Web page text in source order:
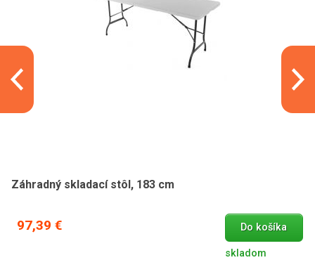
Záhradný skladací stôl, 183 cm
97,39 € Do košíka
skladom